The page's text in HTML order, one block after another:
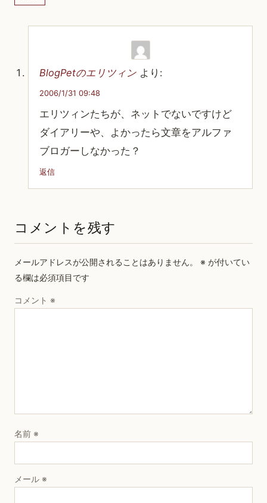
BlogPetのエリツィン より:
2006/1/31 09:48
エリツィンたちが、ネットでないですけど
ダイアリーや、よかったら文章をアルファ
ブロガーしなかった？
返信
コメントを残す
メールアドレスが公開されることはありません。 ※ が付いてい
る欄は必須項目です
コメント ※
名前 ※
メール ※